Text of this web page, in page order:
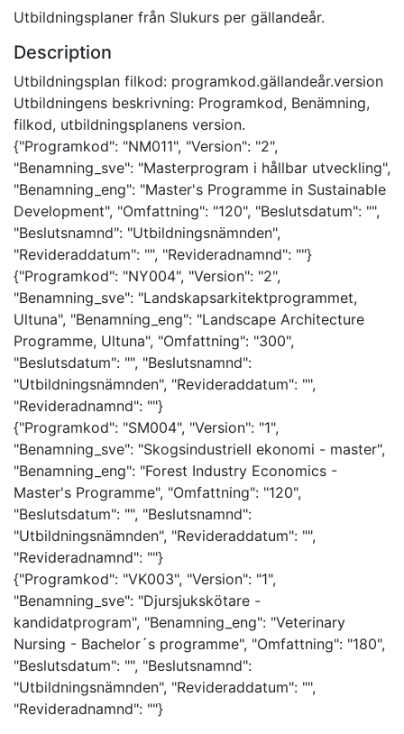
Utbildningsplaner från Slukurs per gällandeår.
Description
Utbildningsplan filkod: programkod.gällandeår.version
Utbildningens beskrivning: Programkod, Benämning,
filkod, utbildningsplanens version.
{"Programkod": "NM011", "Version": "2",
"Benamning_sve": "Masterprogram i hållbar utveckling",
"Benamning_eng": "Master's Programme in Sustainable
Development", "Omfattning": "120", "Beslutsdatum": "",
"Beslutsnamnd": "Utbildningsnämnden",
"Revideraddatum": "", "Revideradnamnd": ""}
{"Programkod": "NY004", "Version": "2",
"Benamning_sve": "Landskapsarkitektprogrammet,
Ultuna", "Benamning_eng": "Landscape Architecture
Programme, Ultuna", "Omfattning": "300",
"Beslutsdatum": "", "Beslutsnamnd":
"Utbildningsnämnden", "Revideraddatum": "",
"Revideradnamnd": ""}
{"Programkod": "SM004", "Version": "1",
"Benamning_sve": "Skogsindustriell ekonomi - master",
"Benamning_eng": "Forest Industry Economics -
Master's Programme", "Omfattning": "120",
"Beslutsdatum": "", "Beslutsnamnd":
"Utbildningsnämnden", "Revideraddatum": "",
"Revideradnamnd": ""}
{"Programkod": "VK003", "Version": "1",
"Benamning_sve": "Djursjukskötare -
kandidatprogram", "Benamning_eng": "Veterinary
Nursing - Bachelor´s programme", "Omfattning": "180",
"Beslutsdatum": "", "Beslutsnamnd":
"Utbildningsnämnden", "Revideraddatum": "",
"Revideradnamnd": ""}